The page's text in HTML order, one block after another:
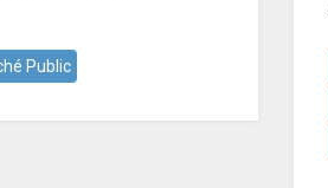
Public